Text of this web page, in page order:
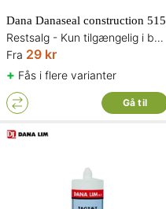
Dana Danaseal construction 515
Restsalg - Kun tilgængelig i begrænset antal og så længe lager haves
Fra 29 kr
+ Fås i flere varianter
Gå til